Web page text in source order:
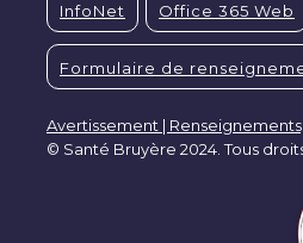
InfoNet Office 365 Web
Formulaire de
Avertissement |
© Santé Bruyère 2024. Tous